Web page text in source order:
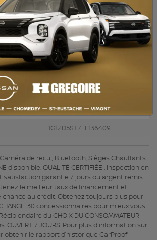
1.5
Essence
: Argent (GAN)
4
5
: 727590
1G1ZD5ST7LF136409
Caméra de recul, Bluetooth, Sièges Chauffants
disponible. QUALITÉ CERTIFIÉE : Inspection en
satisfaction garantie 7 jours ou argent remis.
le meilleur taux de financement et
chance au crédit. Obtenez toujours plus pour
30 concessionnaires pour mieux vous
du CHOIX DU CONSOMMATEUR
OUVERT 7 JOURS. Pour plus d'information sur
obtenir le rapport d’historique CarProof